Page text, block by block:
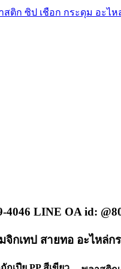
LINE OA id:
กเทป สายทอ อะไหล่ก